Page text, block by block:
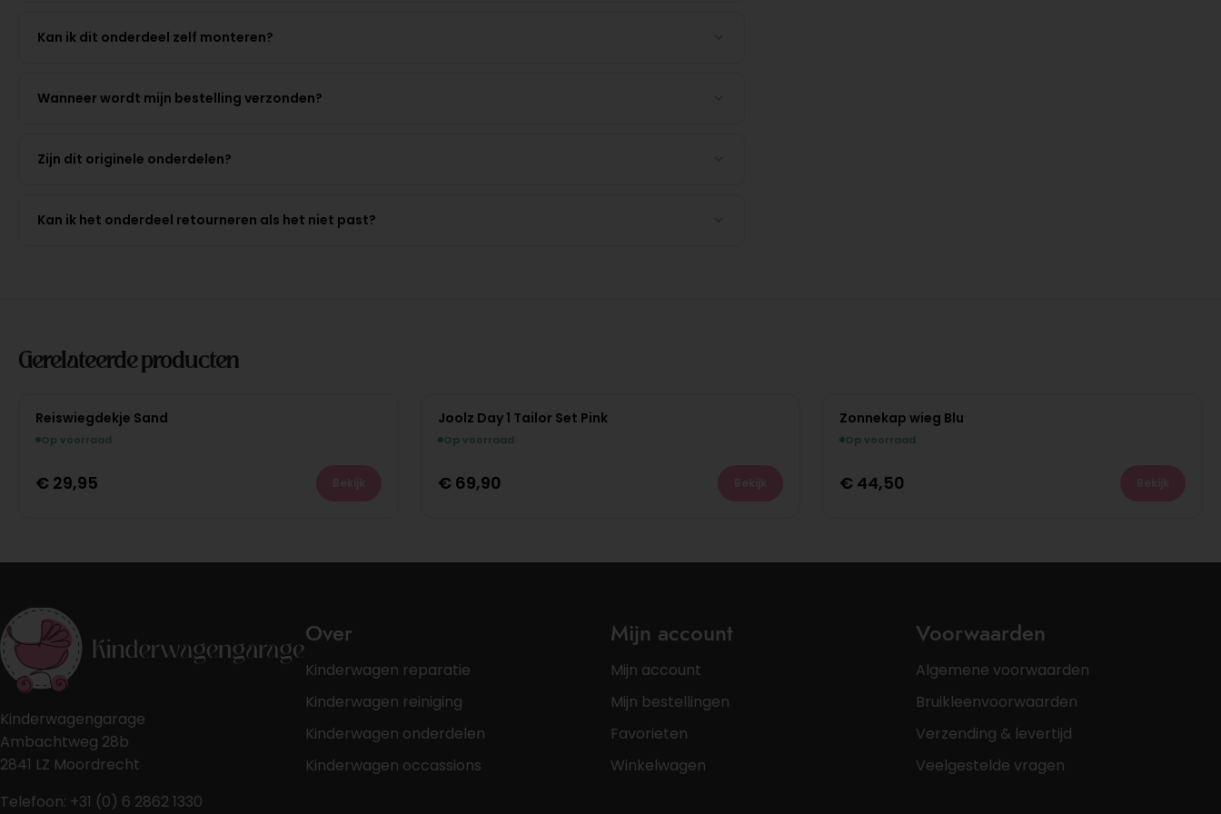
Kan ik dit onderdeel zelf monteren?
Wanneer wordt mijn bestelling verzonden?
Zijn dit originele onderdelen?
Kan ik het onderdeel retourneren als het niet past?
Gerelateerde producten
Reiswiegdekje Sand
Op voorraad
€ 29,95
Joolz Day 1 Tailor Set Pink
Op voorraad
€ 69,90
Zonnekap wieg Blu
Op voorraad
€ 44,50
Kinderwagengarage
Ambachtweg 28b
2841 LZ Moordrecht
Telefoon: +31 (0) 6 2862 1330
Over
Kinderwagen reparatie
Kinderwagen reiniging
Kinderwagen onderdelen
Kinderwagen occassions
Mijn account
Mijn account
Mijn bestellingen
Favorieten
Winkelwagen
Voorwaarden
Algemene voorwaarden
Bruikleenvoorwaarden
Verzending & levertijd
Veelgestelde vragen